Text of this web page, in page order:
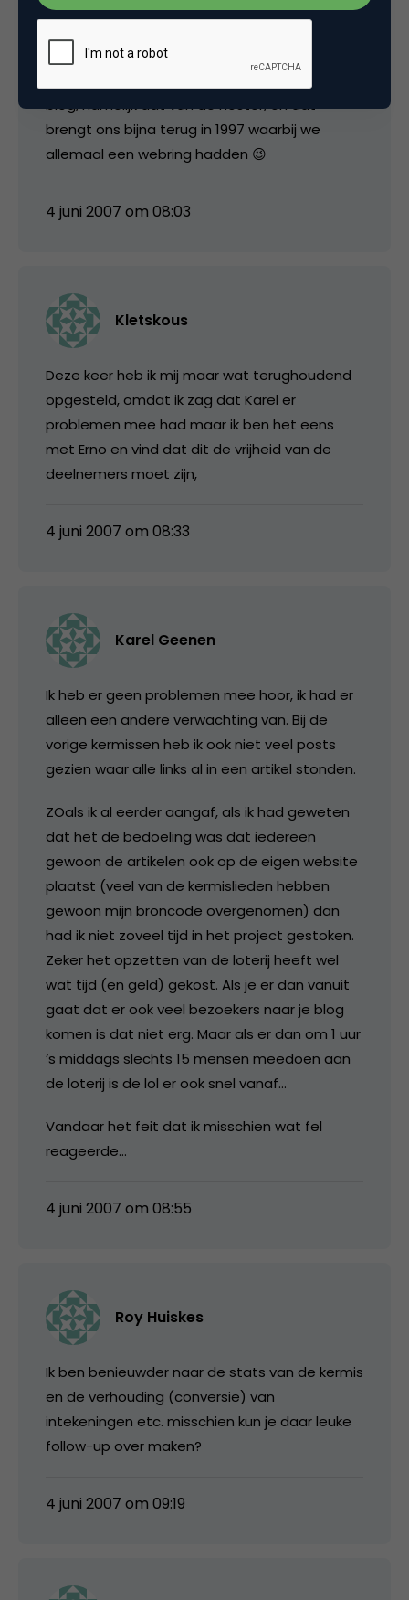
Precies Erno, de opzet zou moeten zijn om
blog, namelijk dat van de hoster, en dat
brengt ons bijna terug in 1997 waarbij we
allemaal een webring hadden 😉
4 juni 2007 om 08:03
Kletskous
Deze keer heb ik mij maar wat terughoudend
opgesteld, omdat ik zag dat Karel er
problemen mee had maar ik ben het eens
met Erno en vind dat dit de vrijheid van de
deelnemers moet zijn,
4 juni 2007 om 08:33
Karel Geenen
Ik heb er geen problemen mee hoor, ik had er
alleen een andere verwachting van. Bij de
vorige kermissen heb ik ook niet veel posts
gezien waar alle links al in een artikel stonden.
ZOals ik al eerder aangaf, als ik had geweten
dat het de bedoeling was dat iedereen
gewoon de artikelen ook op de eigen website
plaatst (veel van de kermislieden hebben
gewoon mijn broncode overgenomen) dan
had ik niet zoveel tijd in het project gestoken.
Zeker het opzetten van de loterij heeft wel
wat tijd (en geld) gekost. Als je er dan vanuit
gaat dat er ook veel bezoekers naar je blog
komen is dat niet erg. Maar als er dan om 1 uur
’s middags slechts 15 mensen meedoen aan
de loterij is de lol er ook snel vanaf…
Vandaar het feit dat ik misschien wat fel
reageerde…
4 juni 2007 om 08:55
Roy Huiskes
Ik ben benieuwder naar de stats van de kermis
en de verhouding (conversie) van
intekeningen etc. misschien kun je daar leuke
follow-up over maken?
4 juni 2007 om 09:19